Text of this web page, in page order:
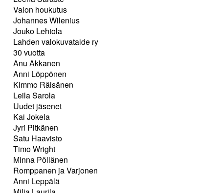
Valon houkutus
Johannes Wilenius
Jouko Lehtola
Lahden valokuvataide ry
30 vuotta
Anu Akkanen
Anni Löppönen
Kimmo Räisänen
Leila Sarola
Uudet jäsenet
Kai Jokela
Jyri Pitkänen
Satu Haavisto
Timo Wright
Minna Pöllänen
Romppanen ja Varjonen
Anni Leppälä